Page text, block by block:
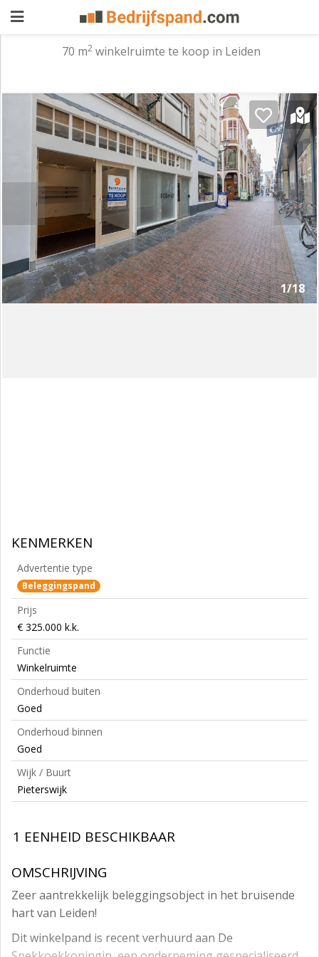
aanbieden
Pand
zoeken
Waarom
adverteren
Premium
adverteren
Blog
Registreren
Login
70 m2winkelruimte te koop in Leiden
1/18
KENMERKEN
Advertentie type
Beleggingspand
Prijs
€ 325.000 k.k.
Functie
Winkelruimte
Onderhoud buiten
Goed
Onderhoud binnen
Goed
Wijk / Buurt
Pieterswijk
1 EENHEID BESCHIKBAAR
OMSCHRIJVING
Zeer aantrekkelijk beleggingsobject in het bruisende
hart van Leiden!
Dit winkelpand is recent verhuurd aan De